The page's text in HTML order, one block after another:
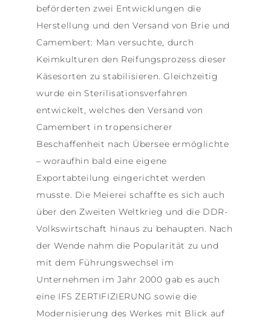
beförderten zwei Entwicklungen die
Herstellung und den Versand von Brie und
Camembert: Man versuchte, durch
Keimkulturen den Reifungsprozess dieser
Käsesorten zu stabilisieren. Gleichzeitig
wurde ein Sterilisationsverfahren
entwickelt, welches den Versand von
Camembert in tropensicherer
Beschaffenheit nach Übersee ermöglichte
– woraufhin bald eine eigene
Exportabteilung eingerichtet werden
musste. Die Meierei schaffte es sich auch
über den Zweiten Weltkrieg und die DDR-
Volkswirtschaft hinaus zu behaupten. Nach
der Wende nahm die Popularität zu und
mit dem Führungswechsel im
Unternehmen im Jahr 2000 gab es auch
eine IFS ZERTIFIZIERUNG sowie die
Modernisierung des Werkes mit Blick auf